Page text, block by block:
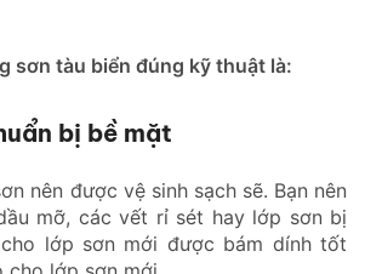
sơn tàu biển đúng kỹ thuật là:
bị bề mặt
nên được vệ sinh sạch sẽ. Bạn nên
mỡ, các vết rỉ sét hay lớp sơn bị
lớp sơn mới được bám dính tốt